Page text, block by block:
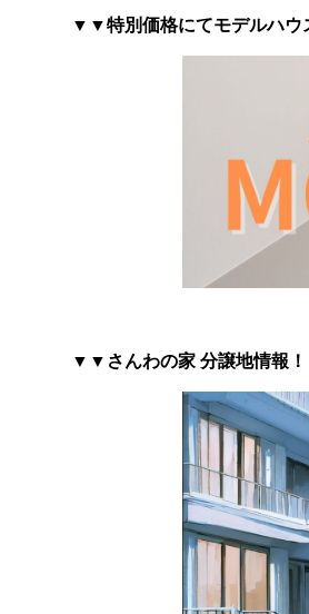
▼▼特別価格にてモデルハ
▼▼さんわの家 分譲地情報